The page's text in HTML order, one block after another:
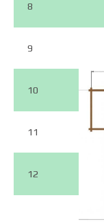
8
9
10
11
12